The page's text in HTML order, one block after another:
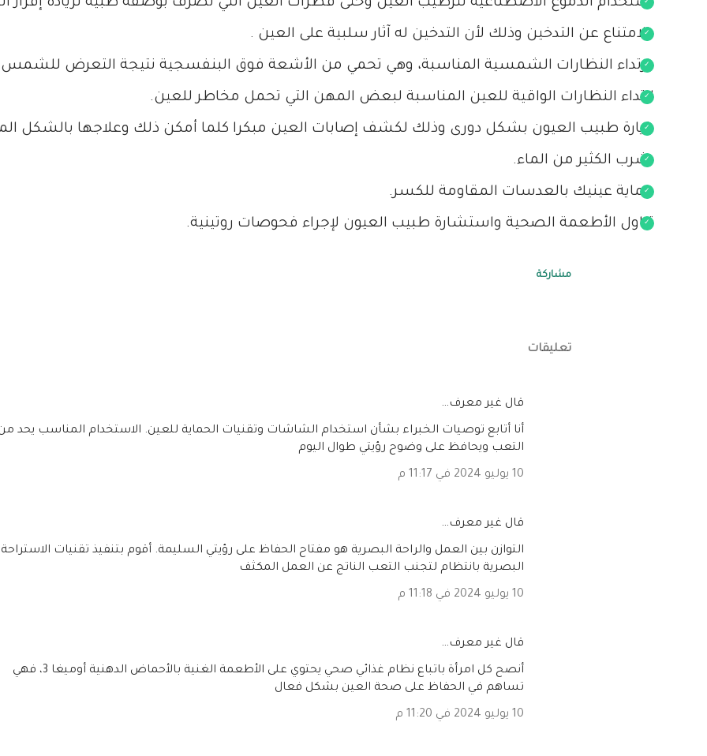
الامتناع عن التدخين وذلك لأن التدخين له آثار سلبية على العين .
ارتداء النظارات الشمسية المناسبة، وهي تحمي من الأشعة فوق البنفسجية نتيجة التعرض
ارتداء النظارات الواقية للعين المناسبة لبعض المهن التي تحمل مخاطر للعين.
زيارة طبيب العيون بشكل دورى وذلك لكشف إصابات العين مبكرا كلما أمكن ذلك وعلاجها بالشكل
شرب الكثير من الماء.
حماية عينيك بالعدسات المقاومة للكسر.
تناول الأطعمة الصحية واستشارة طبيب العيون لإجراء فحوصات روتينية.
مشاركة
تعليقات
‏قال غير معرف…
أنا أتابع توصيات الخبراء بشأن استخدام الشاشات وتقنيات الحماية للعين. الاستخدام المناسب يحد
التعب ويحافظ على وضوح رؤيتي طوال اليوم
10 يوليو 2024 في 11:17 م
‏قال غير معرف…
التوازن بين العمل والراحة البصرية هو مفتاح الحفاظ على رؤيتي السليمة. أقوم بتنفيذ تقنيات الاستراحة
البصرية بانتظام لتجنب التعب الناتج عن العمل المكثف
10 يوليو 2024 في 11:18 م
‏قال غير معرف…
أنصح كل امرأة باتباع نظام غذائي صحي يحتوي على الأطعمة الغنية بالأحماض الدهنية أوميغا 3، فهي
تساهم في الحفاظ على صحة العين بشكل فعال
10 يوليو 2024 في 11:20 م